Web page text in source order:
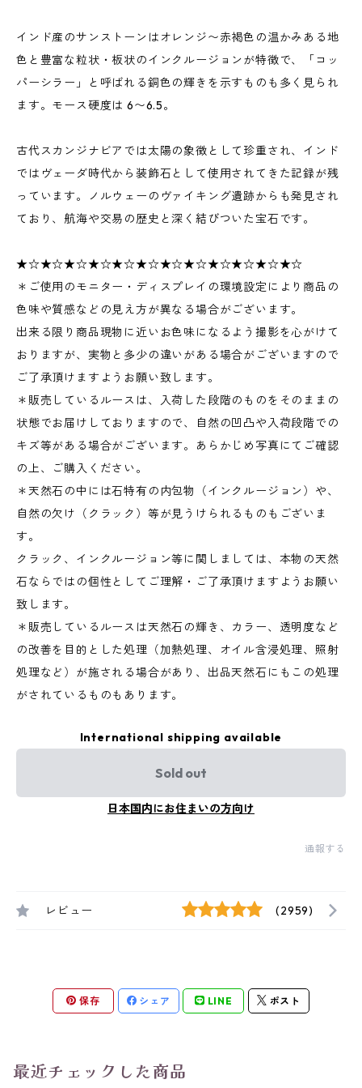
インド産のサンストーンはオレンジ〜赤褐色の温かみある地
色と豊富な粒状・板状のインクルージョンが特徴で、「コッ
パーシラー」と呼ばれる銅色の輝きを示すものも多く見られ
ます。モース硬度は 6〜6.5。
古代スカンジナビアでは太陽の象徴として珍重され、インド
ではヴェーダ時代から装飾石として使用されてきた記録が残
っています。ノルウェーのヴァイキング遺跡からも発見され
ており、航海や交易の歴史と深く結びついた宝石です。
★☆★☆★☆★☆★☆★☆★☆★☆★☆★☆★☆★☆
＊ご使用のモニター・ディスプレイの環境設定により商品の
色味や質感などの見え方が異なる場合がございます。
出来る限り商品現物に近いお色味になるよう撮影を心がけて
おりますが、実物と多少の違いがある場合がございますので
ご了承頂けますようお願い致します。
＊販売しているルースは、入荷した段階のものをそのままの
状態でお届けしておりますので、自然の凹凸や入荷段階での
キズ等がある場合がございます。あらかじめ写真にてご確認
の上、ご購入ください。
＊天然石の中には石特有の内包物（インクルージョン）や、
自然の欠け（クラック）等が見うけられるものもございま
す。
クラック、インクルージョン等に関しましては、本物の天然
石ならではの個性としてご理解・ご了承頂けますようお願い
致します。
＊販売しているルースは天然石の輝き、カラー、透明度など
の改善を目的とした処理（加熱処理、オイル含浸処理、照射
処理など）が施される場合があり、出品天然石にもこの処理
がされているものもあります。
International shipping available
Sold out
日本国内にお住まいの方向け
通報する
レビュー (2959)
保存 シェア LINE ポスト
最近チェックした商品